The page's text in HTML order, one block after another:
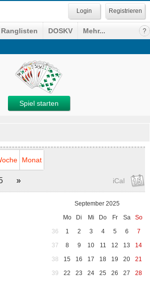
Registrieren
Ranglisten DOSKV
Mehr...
Spiel starten
Monat
» iCal
September 2025
Mo
Di Mi Do Fr Sa
So
36
1 2 3 4 5 6
7
37
8 9 10 11 12 13
14
38
15 16 17 18 19 20
21
39
22 23 24 25 26 27
28